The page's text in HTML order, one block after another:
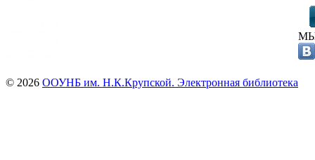
© 2026 ООУНБ им. Н.К.Крупской. Электронная библиотека